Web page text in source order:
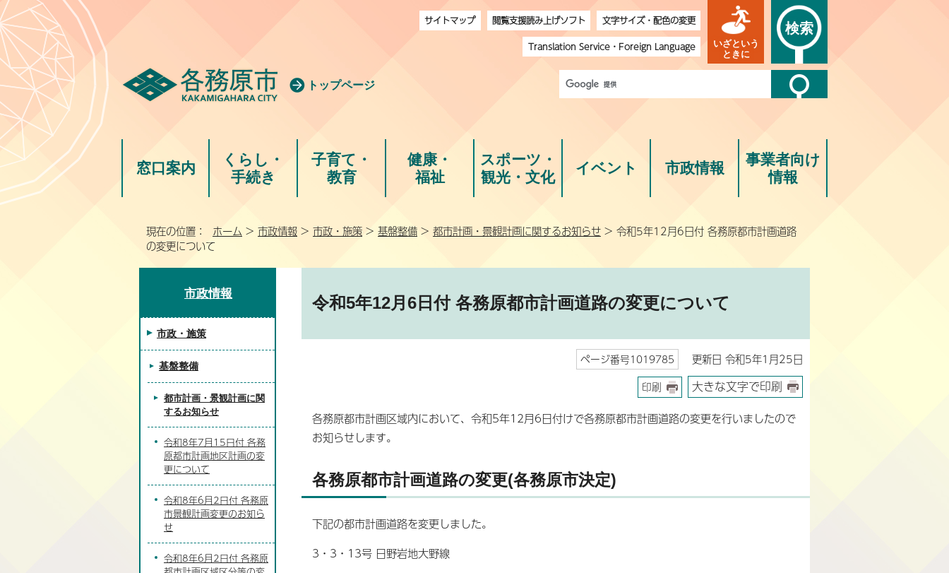
トップページ
サイトマップ 閲覧支援読み上げソフト
文字サイズ・配色の変更
Translation Service・ Foreign Language
いざという
ときに
検索
窓口案内
くらし・
手続き
子育て・
教育
健康・
福祉
スポーツ・
観光・文化
イベント 市政情報
事業者向け
情報
現在の位置： ホーム > 市政情報 > 市政・施策 > 基盤整備 > 都市計画・景観計画に関するお知らせ > 令和5年12月6日付 各務原都市計画道路
の変更について
令和5年12月6日付 各務原都市計画道路の変更について
ページ番号1019785 更新日 令和5年1月25日
印刷 大きな文字で印刷
各務原都市計画区域内において、令和5年12月6日付けで各務原都市計画道路の変更を行いましたので
お知らせします。
各務原都市計画道路の変更(各務原市決定)
下記の都市計画道路を変更しました。
3・3・13号 日野岩地大野線
市政情報
市政・施策
基盤整備
都市計画・景観計画に関
するお知らせ
令和8年7月15日付 各務
原都市計画地区計画の変
更について
令和8年6月2日付 各務原
市景観計画変更のお知ら
せ
令和8年6月2日付 各務原